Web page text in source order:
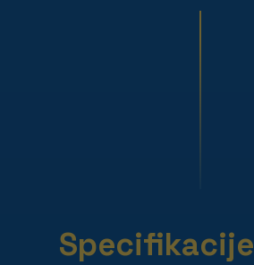
Specifikacije